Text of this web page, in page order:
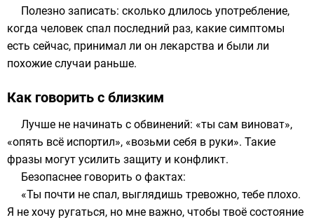
Полезно записать: сколько длилось употребление,
когда человек спал последний раз, какие симптомы
есть сейчас, принимал ли он лекарства и были ли
похожие случаи раньше.
Как говорить с близким
Лучше не начинать с обвинений: «ты сам виноват»,
«опять всё испортил», «возьми себя в руки». Такие
фразы могут усилить защиту и конфликт.
Безопаснее говорить о фактах:
«Ты почти не спал, выглядишь тревожно, тебе плохо.
Я не хочу ругаться, но мне важно, чтобы твоё состояние